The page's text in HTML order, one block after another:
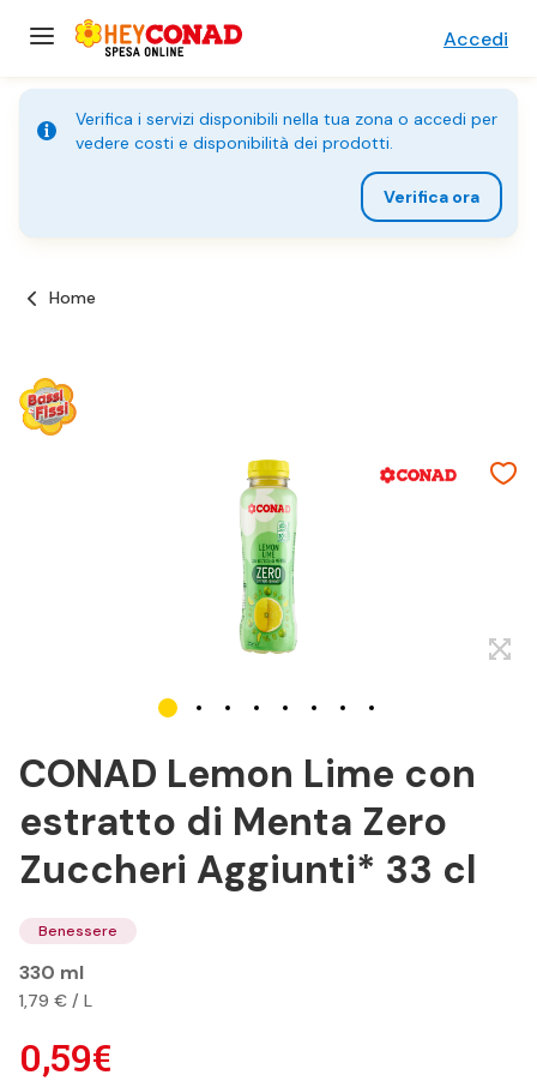
Accedi
Verifica i servizi disponibili nella tua zona o accedi per
vedere costi e disponibilità dei prodotti.
Verifica ora
Home
CONAD Lemon Lime con
estratto di Menta Zero
Zuccheri Aggiunti* 33 cl
Benessere
330 ml
1,79 € / L
0,59€